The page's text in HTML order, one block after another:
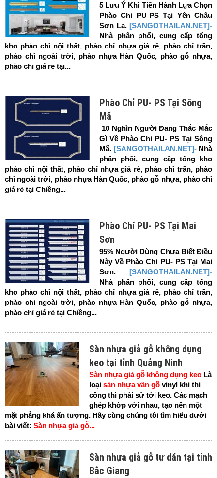
5 Lưu Ý Khi Tiến Hành Lựa Chọn
Phào Chỉ PU-PS Tại Yên Châu
Sơn La. [SANGOTHAILAN.NET]-
Nhà phân phối, cung cấp tổng
kho phào chỉ nội thất, phào chỉ nhựa giá rẻ, phào chỉ trần,
phào chỉ ngoài trời, phào nhựa Hàn Quốc, phào gỗ nhựa,
phào chỉ giá rẻ tại...
Phào Chỉ PU- PS Tại Sông
Mã
10 Nghìn Người Đang Thắc Mắc
Gì Về Phào Chỉ PU- PS Tại Sông
Mã. [SANGOTHAILAN.NET]-Nhà
phân phối, cung cấp tổng kho
phào chỉ nội thất, phào chỉ nhựa giá rẻ, phào chỉ trần, phào
chỉ ngoài trời, phào nhựa Hàn Quốc, phào gỗ nhựa, phào chỉ
giá rẻ tại Chiềng...
Phào Chỉ PU- PS Tại Mai
Sơn
95% Người Dùng Chưa Biết Điều
Này Về Phào Chỉ PU- PS Tại Mai
Sơn.
[SANGOTHAILAN.NET]-
Nhà phân phối, cung cấp tổng
kho phào chỉ nội thất, phào chỉ nhựa giá rẻ, phào chỉ trần,
phào chỉ ngoài trời, phào nhựa Hàn Quốc, phào gỗ nhựa,
phào chỉ giá rẻ tại Chiềng...
Sàn nhựa giả gỗ không dụng
keo tại tỉnh Quảng Ninh
Sàn nhựa giả gỗ không dụng keo Là
loại sàn nhựa vân gỗ vinyl khi thi
công thì phải sử tới keo. Các mạch
ghép khớp với nhau, tạo nên một
mặt phẳng khá ấn tượng. Hãy cùng chúng tôi tìm hiểu dưới
bài viết: Sàn nhựa giả gỗ...
Sàn nhựa giả gỗ tự dán tại tỉnh
Bắc Giang